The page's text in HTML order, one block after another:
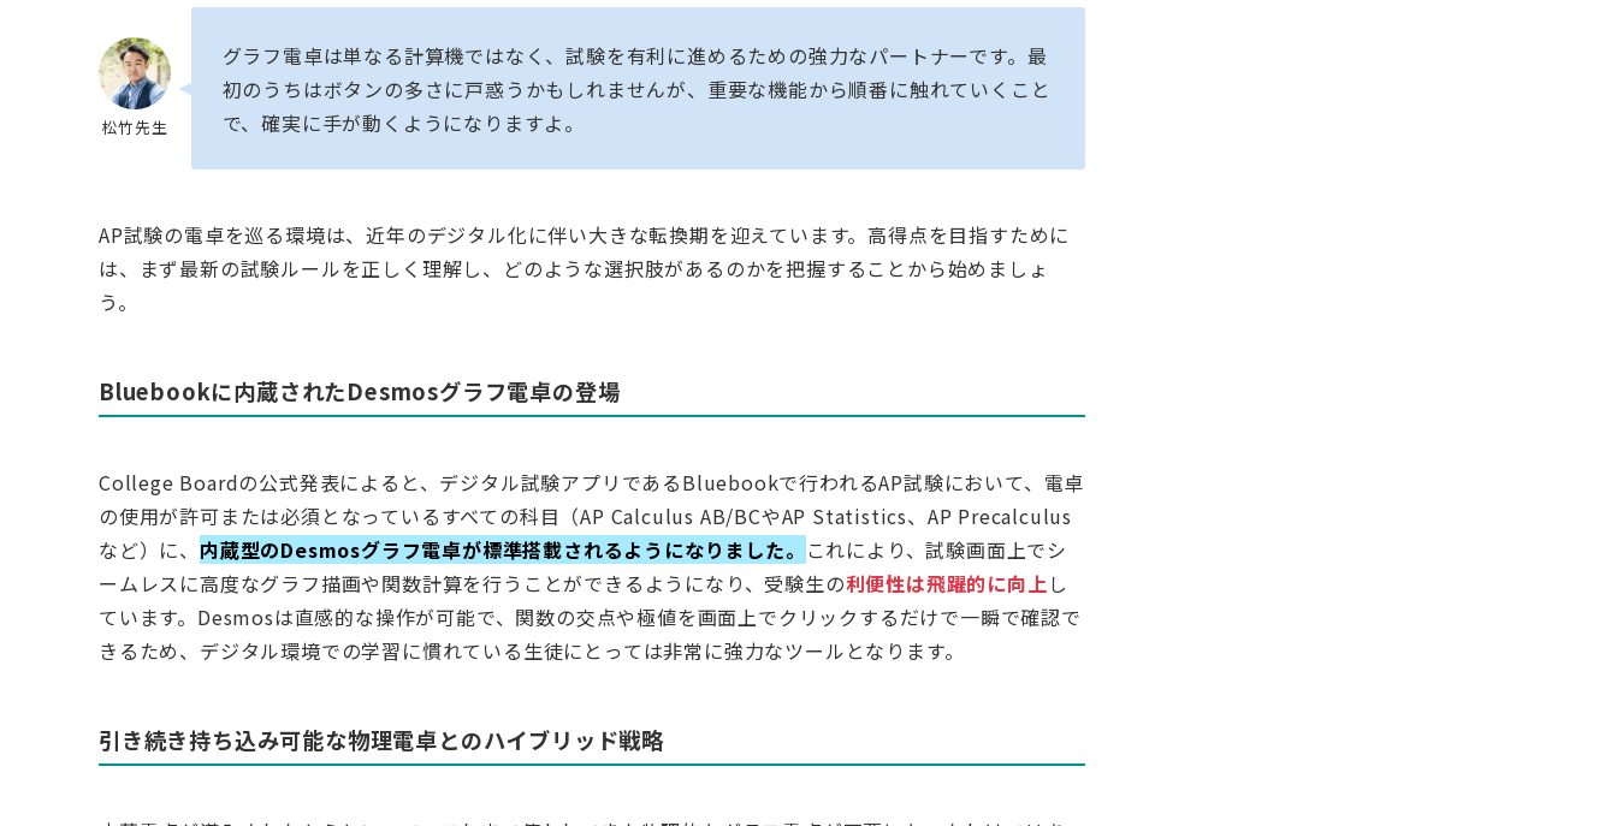
松竹先生
グラフ電卓は単なる計算機ではなく、試験を有利に進めるための強力なパートナーです。最
初のうちはボタンの多さに戸惑うかもしれませんが、重要な機能から順番に触れていくこと
で、確実に手が動くようになりますよ。
AP試験の電卓を巡る環境は、近年のデジタル化に伴い大きな転換期を迎えています。高得点を目指すために
は、まず最新の試験ルールを正しく理解し、どのような選択肢があるのかを把握することから始めましょ
う。
Bluebookに内蔵されたDesmosグラフ電卓の登場
College Boardの公式発表によると、デジタル試験アプリであるBluebookで行われるAP試験において、電卓
の使用が許可または必須となっているすべての科目（AP Calculus AB/BCやAP Statistics、AP Precalculus
など）に、 内蔵型のDesmosグラフ電卓が標準搭載されるようになりました。 これにより、試験画面上でシ
ームレスに高度なグラフ描画や関数計算を行うことができるようになり、受験生の利便性は飛躍的に向上し
ています。Desmosは直感的な操作が可能で、関数の交点や極値を画面上でクリックするだけで一瞬で確認で
きるため、デジタル環境での学習に慣れている生徒にとっては非常に強力なツールとなります。
引き続き持ち込み可能な物理電卓とのハイブリッド戦略